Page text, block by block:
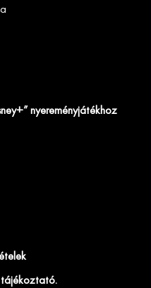
nyereményjátékhoz
tájékoztató.